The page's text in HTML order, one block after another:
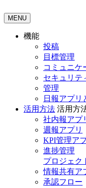
MENU
機能
投稿
目標管理
コミュニケ
セキュリテ
管理
日報アプリ
活用方法 活用方
社内報アプ
週報アプリ
KPI管理ア
進捗管理
プロジェク
情報共有ア
承認フロー